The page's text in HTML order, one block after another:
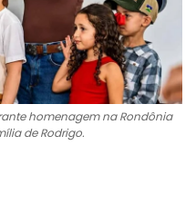
homenagem na Rondônia
de Rodrigo.